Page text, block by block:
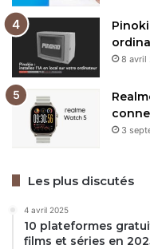
8 avril
3
Les plus discutés
4 avril 2025
10 plateformes
films et séries en